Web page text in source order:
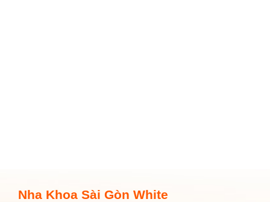
Nha Khoa Sài Gòn White